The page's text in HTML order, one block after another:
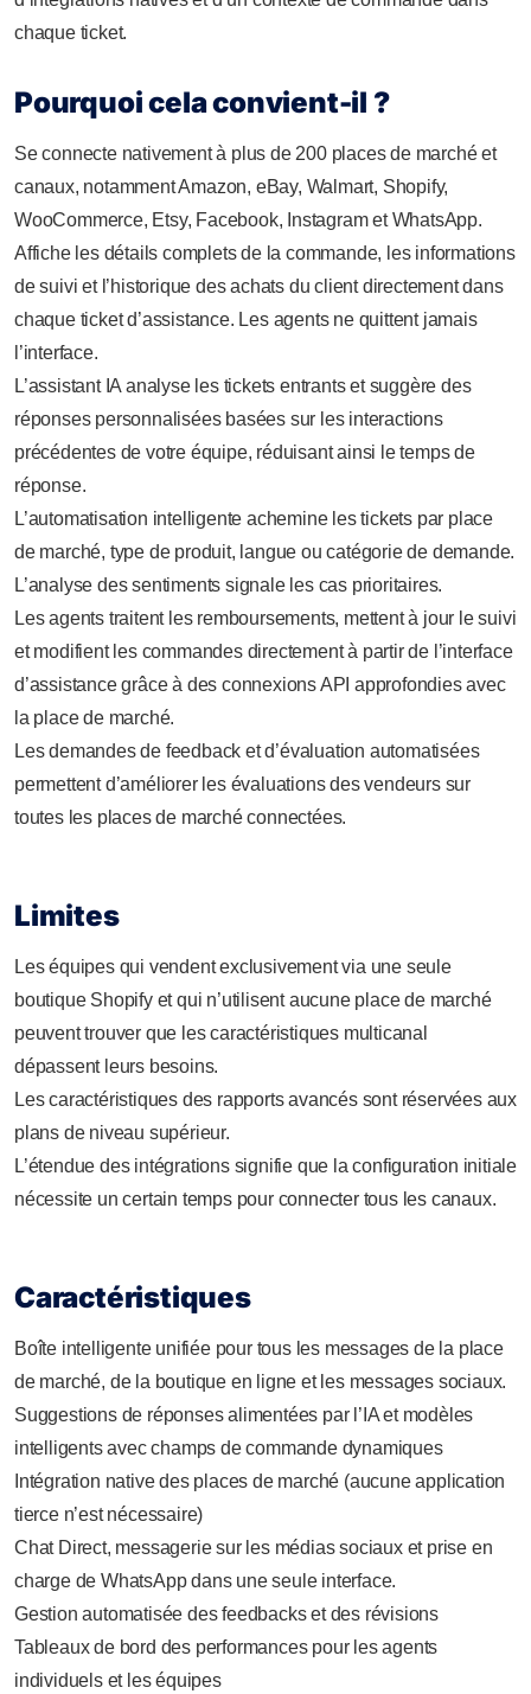
chaque ticket.
Pourquoi cela convient-il ?
Se connecte nativement à plus de 200 places de marché et
canaux, notamment Amazon, eBay, Walmart, Shopify,
WooCommerce, Etsy, Facebook, Instagram et WhatsApp.
Affiche les détails complets de la commande, les informations
de suivi et l’historique des achats du client directement dans
chaque ticket d’assistance. Les agents ne quittent jamais
l’interface.
L’assistant IA analyse les tickets entrants et suggère des
réponses personnalisées basées sur les interactions
précédentes de votre équipe, réduisant ainsi le temps de
réponse.
L’automatisation intelligente achemine les tickets par place
de marché, type de produit, langue ou catégorie de demande.
L’analyse des sentiments signale les cas prioritaires.
Les agents traitent les remboursements, mettent à jour le suivi
et modifient les commandes directement à partir de l’interface
d’assistance grâce à des connexions API approfondies avec
la place de marché.
Les demandes de feedback et d’évaluation automatisées
permettent d’améliorer les évaluations des vendeurs sur
toutes les places de marché connectées.
Limites
Les équipes qui vendent exclusivement via une seule
boutique Shopify et qui n’utilisent aucune place de marché
peuvent trouver que les caractéristiques multicanal
dépassent leurs besoins.
Les caractéristiques des rapports avancés sont réservées aux
plans de niveau supérieur.
L’étendue des intégrations signifie que la configuration initiale
nécessite un certain temps pour connecter tous les canaux.
Caractéristiques
Boîte intelligente unifiée pour tous les messages de la place
de marché, de la boutique en ligne et les messages sociaux.
Suggestions de réponses alimentées par l’IA et modèles
intelligents avec champs de commande dynamiques
Intégration native des places de marché (aucune application
tierce n’est nécessaire)
Chat Direct, messagerie sur les médias sociaux et prise en
charge de WhatsApp dans une seule interface.
Gestion automatisée des feedbacks et des révisions
Tableaux de bord des performances pour les agents
individuels et les équipes